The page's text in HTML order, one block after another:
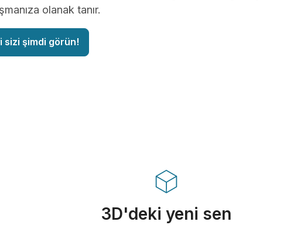
olanak tanır.
sizi şimdi görün!
3D'deki yeni sen